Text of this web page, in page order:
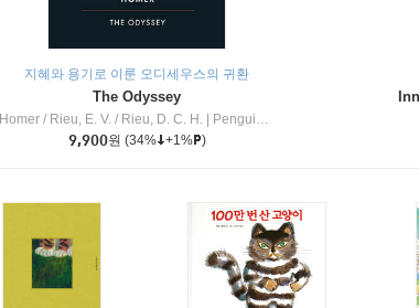
지혜와 용기로 이룬 오디세우스의 귀환
The Odyssey
Homer / Rieu, E. V. / Rieu, D. C. H.
Penguin Group
9,900원 (34% +1% )